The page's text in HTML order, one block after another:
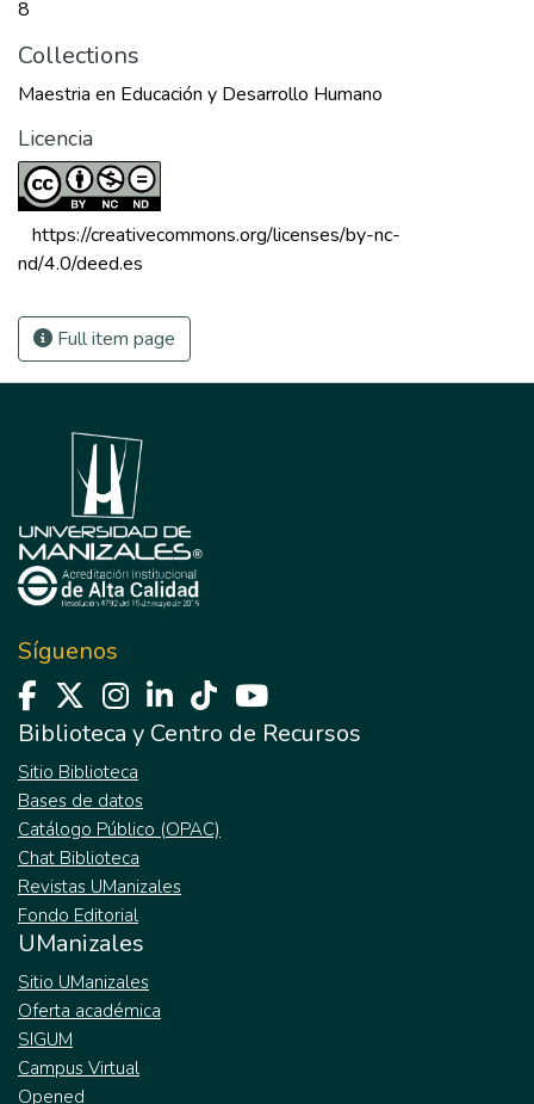
8
Collections
Maestria en Educación y Desarrollo Humano
Licencia
https://creativecommons.org/licenses/by-nc-
nd/4.0/deed.es
Full item page
Síguenos
Biblioteca y Centro de Recursos
Sitio Biblioteca
Bases de datos
Catálogo Público (OPAC)
Chat Biblioteca
Revistas UManizales
Fondo Editorial
UManizales
Sitio UManizales
Oferta académica
SIGUM
Campus Virtual
Opened